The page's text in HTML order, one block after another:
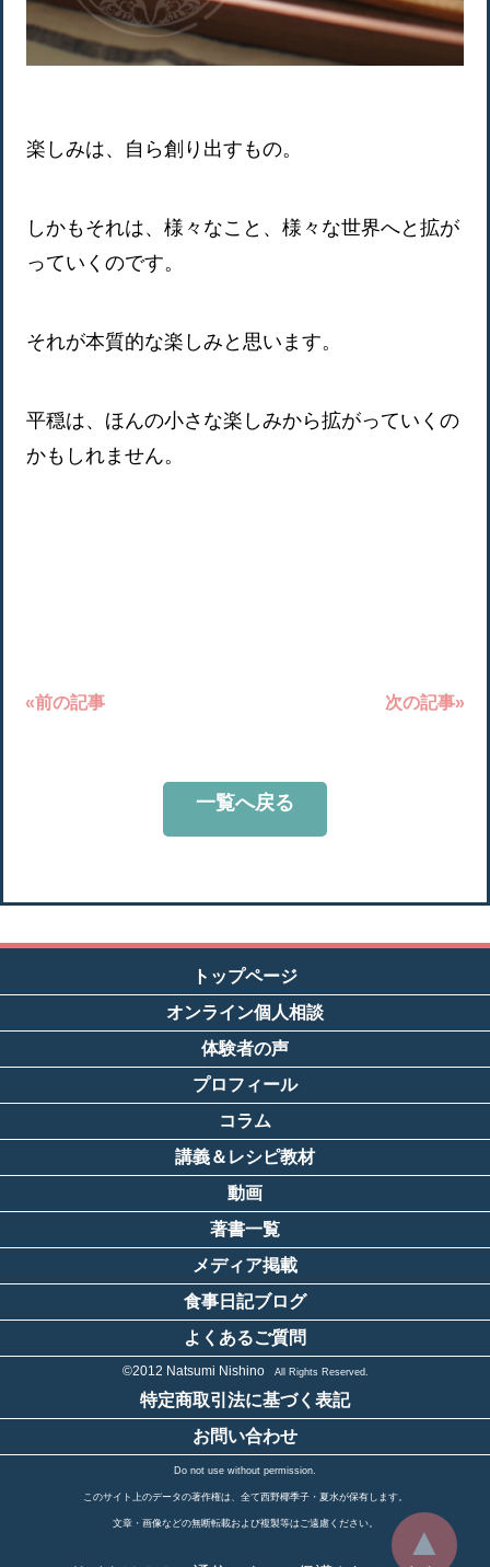
楽しみは、自ら創り出すもの。
しかもそれは、様々なこと、様々な世界へと拡が
っていくのです。
それが本質的な楽しみと思います。
平穏は、ほんの小さな楽しみから拡がっていくの
かもしれません。
«前の記事 次の記事»
一覧へ戻る
▲
トップページ
オンライン個人相談
体験者の声
プロフィール
コラム
講義＆レシピ教材
動画
著書一覧
メディア掲載
食事日記ブログ
よくあるご質問
特定商取引法に基づく表記
お問い合わせ
©2012 Natsumi NishinoAll Rights Reserved.
Do not use without permission.
このサイト上のデータの著作権は、全て西野椰季子・夏水が保有します。
文章・画像などの無断転載および複製等はご遠慮ください。